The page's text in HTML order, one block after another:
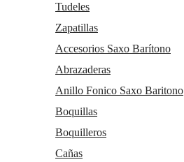
Tudeles
Zapatillas
Accesorios Saxo Barítono
Abrazaderas
Anillo Fonico Saxo Baritono
Boquillas
Boquilleros
Cañas